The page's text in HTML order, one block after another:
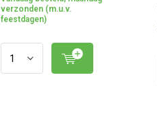
verzonden (m.u.v.
feestdagen)